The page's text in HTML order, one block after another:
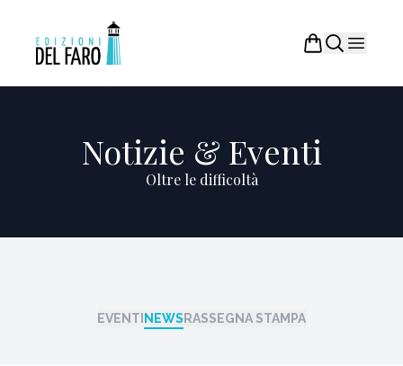
Notizie & Eventi
Oltre le difficoltà
EVENTI NEWS RASSEGNA STAMPA